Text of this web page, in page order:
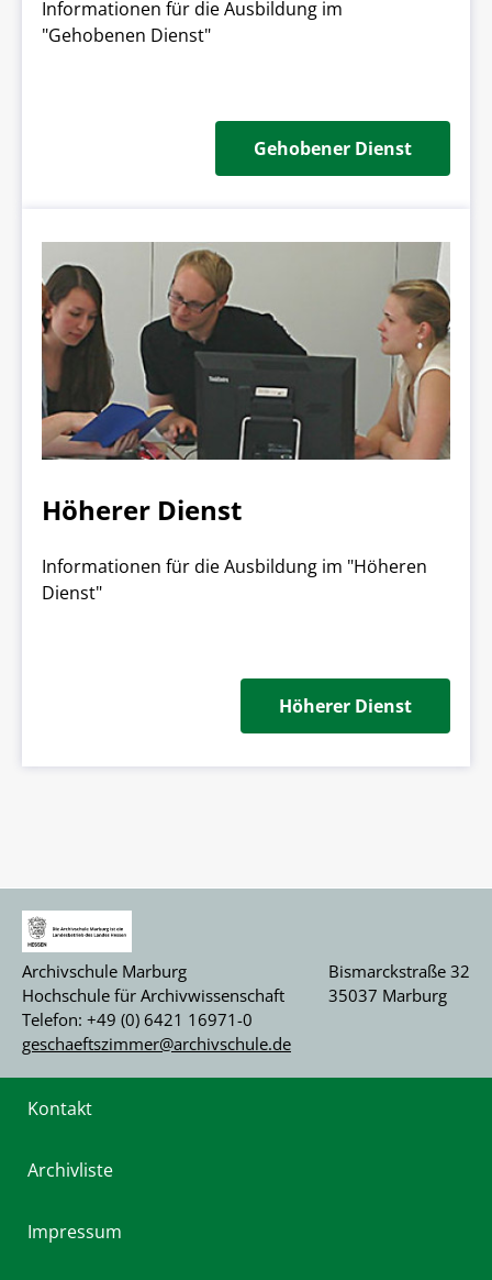
Informationen für die Ausbildung im
"Gehobenen Dienst"
Gehobener Dienst
Höherer Dienst
Informationen für die Ausbildung im "Höheren
Dienst"
Höherer Dienst
Archivschule Marburg
Hochschule für Archivwissenschaft
Bismarckstraße 32
35037 Marburg
Telefon: +49 (0) 6421 16971-0
geschaeftszimmer@archivschule.de
Kontakt
Archivliste
Impressum